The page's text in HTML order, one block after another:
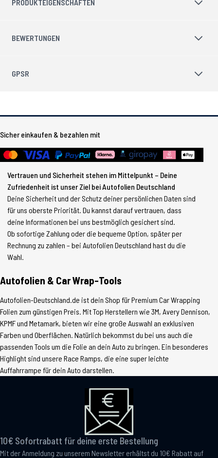
PRODUKTEIGENSCHAFTEN
BEWERTUNGEN
GPSR
Sicher einkaufen & bezahlen mit
Vertrauen und Sicherheit stehen im Mittelpunkt – Deine
Zufriedenheit ist unser Ziel bei Autofolien Deutschland
Deine Sicherheit und der Schutz deiner persönlichen Daten sind
für uns oberste Priorität. Du kannst darauf vertrauen, dass
deine Informationen bei uns bestmöglich gesichert sind.
Ob sofortige Zahlung oder die bequeme Option, später per
Rechnung zu zahlen – bei Autofolien Deutschland hast du die
Wahl.
Autofolien & Car Wrap-Tools
Autofolien-Deutschland.de ist dein Shop für Premium Car Wrapping
Folien zum günstigen Preis. Mit Top Herstellern wie 3M, Avery Dennison,
KPMF und Metamark, bieten wir eine große Auswahl an exklusiven
Farben und Oberflächen. Natürlich bekommst du bei uns auch die
passenden Tools um die Folie an dein Auto zu bringen. Ein besonderes
Highlight sind unsere Race Ramps, die eine super leichte
Auffahrrampe für dein Auto darstellen.
10€ Sofortrabatt für deine erste Bestellung
Mit der Anmeldung zu unserem Newsletter erhältst du 10€ Rabatt auf